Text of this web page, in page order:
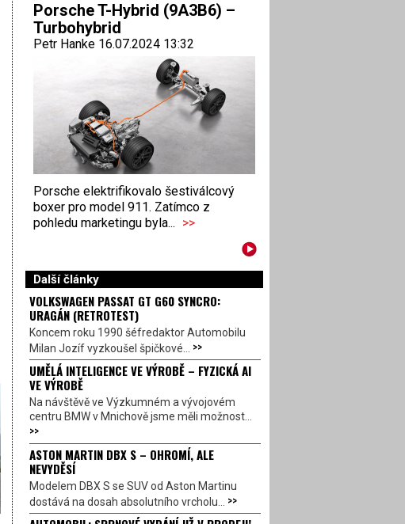
Porsche T-Hybrid (9A3B6) –
Turbohybrid
Petr Hanke 16.07.2024 13:32
Porsche elektrifikovalo šestiválcový
boxer pro model 911. Zatímco z
pohledu marketingu byla... >>
Další články
VOLKSWAGEN PASSAT GT G60 SYNCRO:
URAGÁN (RETROTEST)
Koncem roku 1990 šéfredaktor Automobilu
Milan Jozíf vyzkoušel špičkové... >>
UMĚLÁ INTELIGENCE VE VÝROBĚ – FYZICKÁ AI
VE VÝROBĚ
Na návštěvě ve Výzkumném a vývojovém
centru BMW v Mnichově jsme měli možnost...
>>
ASTON MARTIN DBX S – OHROMÍ, ALE
NEVYDĚSÍ
Modelem DBX S se SUV od Aston Martinu
dostává na dosah absolutního vrcholu... >>